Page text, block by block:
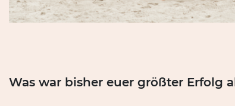
Was war bisher euer größter Erfolg